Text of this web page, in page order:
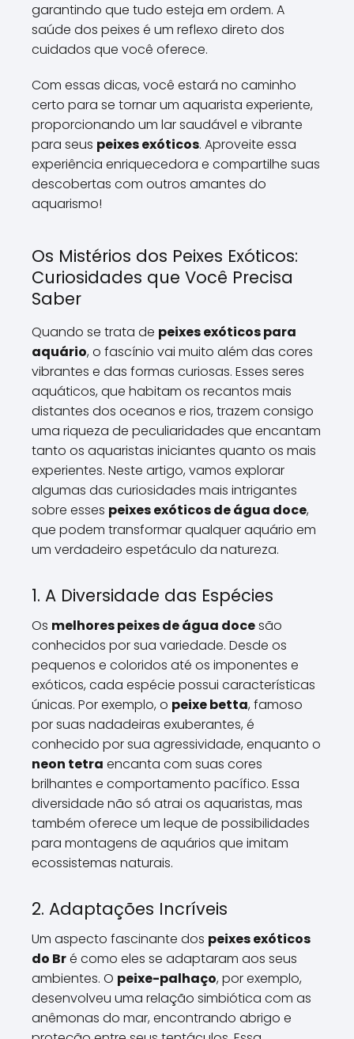
garantindo que tudo esteja em ordem. A
saúde dos peixes é um reflexo direto dos
cuidados que você oferece.
Com essas dicas, você estará no caminho
certo para se tornar um aquarista experiente,
proporcionando um lar saudável e vibrante
para seus peixes exóticos. Aproveite essa
experiência enriquecedora e compartilhe suas
descobertas com outros amantes do
aquarismo!
Os Mistérios dos Peixes Exóticos:
Curiosidades que Você Precisa
Saber
Quando se trata de peixes exóticos para
aquário, o fascínio vai muito além das cores
vibrantes e das formas curiosas. Esses seres
aquáticos, que habitam os recantos mais
distantes dos oceanos e rios, trazem consigo
uma riqueza de peculiaridades que encantam
tanto os aquaristas iniciantes quanto os mais
experientes. Neste artigo, vamos explorar
algumas das curiosidades mais intrigantes
sobre esses peixes exóticos de água doce,
que podem transformar qualquer aquário em
um verdadeiro espetáculo da natureza.
1. A Diversidade das Espécies
Os melhores peixes de água docesão
conhecidos por sua variedade. Desde os
pequenos e coloridos até os imponentes e
exóticos, cada espécie possui características
únicas. Por exemplo, o peixe betta, famoso
por suas nadadeiras exuberantes, é
conhecido por sua agressividade, enquanto o
neon tetra encanta com suas cores
brilhantes e comportamento pacífico. Essa
diversidade não só atrai os aquaristas, mas
também oferece um leque de possibilidades
para montagens de aquários que imitam
ecossistemas naturais.
2. Adaptações Incríveis
Um aspecto fascinante dos peixes exóticos
do Bré como eles se adaptaram aos seus
ambientes. O peixe-palhaço, por exemplo,
desenvolveu uma relação simbiótica com as
anêmonas do mar, encontrando abrigo e